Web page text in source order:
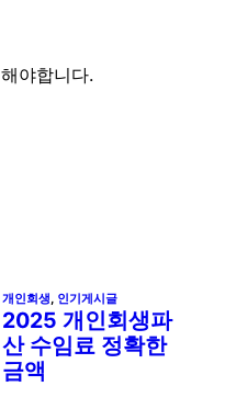
해야합니다.